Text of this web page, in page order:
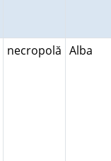
necropolă Alba